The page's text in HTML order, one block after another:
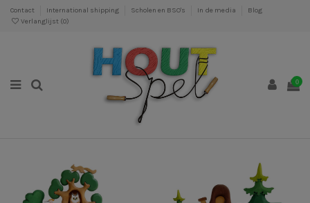
Contact International shipping Scholen en BSO's In de media
Blog
Verlanglijst (0)
0